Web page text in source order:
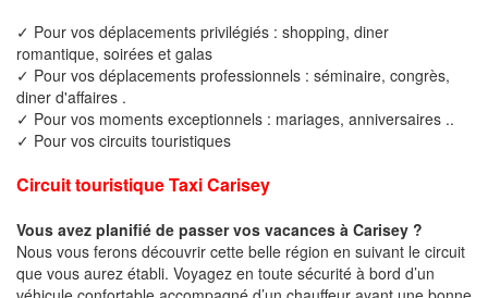
✓ Pour vos déplacements privilégiés : shopping, diner
romantique, soirées et galas
✓ Pour vos déplacements professionnels : séminaire, congrès,
diner d'affaires .
✓ Pour vos moments exceptionnels : mariages, anniversaires ..
✓ Pour vos circuits touristiques
Circuit touristique Taxi Carisey
Vous avez planifié de passer vos vacances à Carisey ?
Nous vous ferons découvrir cette belle région en suivant le circuit
que vous aurez établi. Voyagez en toute sécurité à bord d’un